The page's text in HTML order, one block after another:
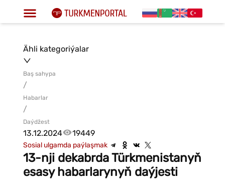
Ähli kategoriýalar
Baş sahypa
/
Habarlar
/
Daýdžest
13.12.2024 19449
Sosial ulgamda paýlaşmak
13-nji dekabrda Türkmenistanyň
esasy habarlarynyň daýjesti